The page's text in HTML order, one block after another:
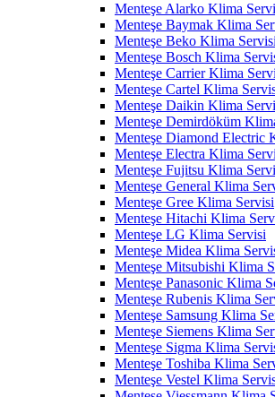
Menteşe Alarko Klima
Menteşe Baymak Klima
Menteşe Beko Klima Servisi
Menteşe Bosch Klima
Menteşe Carrier Klima
Menteşe Cartel Klima
Menteşe Daikin Klima
Menteşe Demirdöküm
Menteşe Diamond Electric
Menteşe Electra Klima
Menteşe Fujitsu Klima
Menteşe General Klima
Menteşe Gree Klima Servisi
Menteşe Hitachi Klima
Menteşe LG Klima Servisi
Menteşe Midea Klima
Menteşe Mitsubishi Klima
Menteşe Panasonic Klima
Menteşe Rubenis Klima
Menteşe Samsung Klima
Menteşe Siemens Klima
Menteşe Sigma Klima
Menteşe Toshiba Klima
Menteşe Vestel Klima